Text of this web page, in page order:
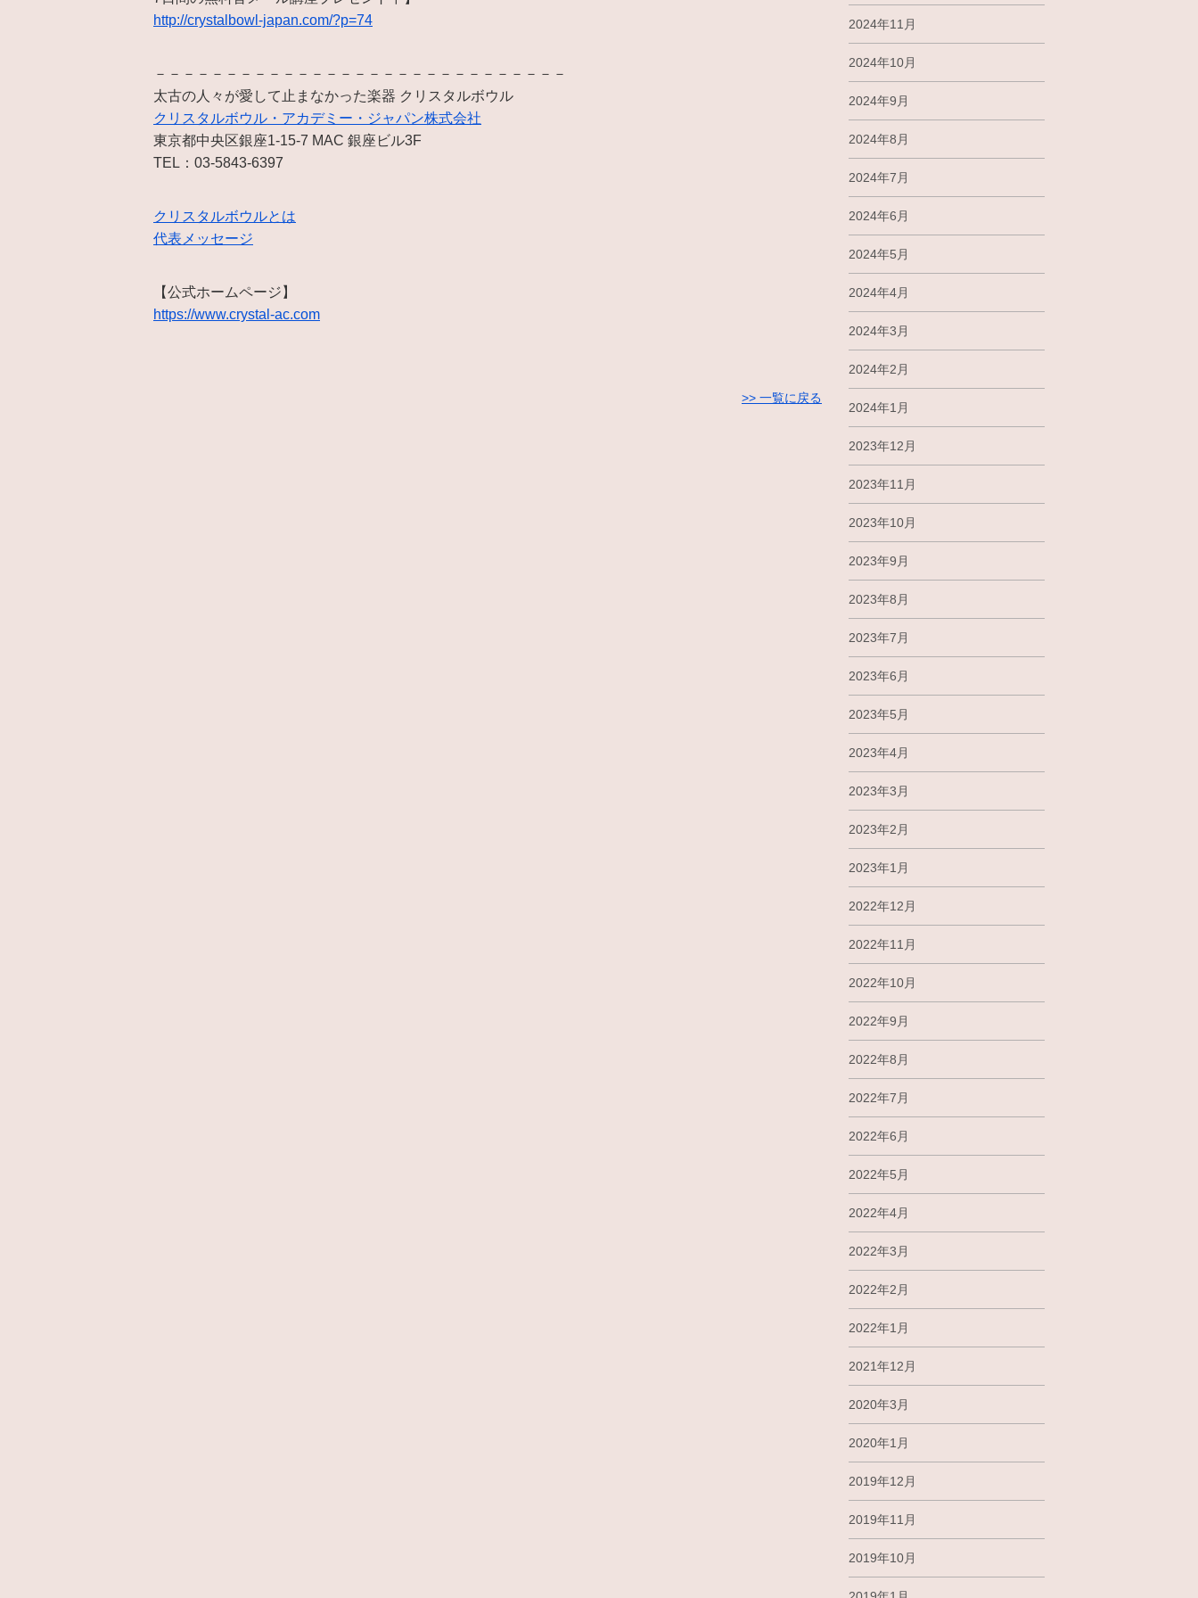
http://crystalbowl-japan.com/?p=74
－－－－－－－－－－－－－－－－－－－－－－－－－－－－－
太古の人々が愛して止まなかった楽器 クリスタルボウル
クリスタルボウル・アカデミー・ジャパン株式会社
東京都中央区銀座1-15-7 MAC 銀座ビル3F
TEL：03-5843-6397
クリスタルボウルとは
代表メッセージ
【公式ホームページ】
https://www.crystal-ac.com
>> 一覧に戻る
2024年11月
2024年10月
2024年9月
2024年8月
2024年7月
2024年6月
2024年5月
2024年4月
2024年3月
2024年2月
2024年1月
2023年12月
2023年11月
2023年10月
2023年9月
2023年8月
2023年7月
2023年6月
2023年5月
2023年4月
2023年3月
2023年2月
2023年1月
2022年12月
2022年11月
2022年10月
2022年9月
2022年8月
2022年7月
2022年6月
2022年5月
2022年4月
2022年3月
2022年2月
2022年1月
2021年12月
2020年3月
2020年1月
2019年12月
2019年11月
2019年10月